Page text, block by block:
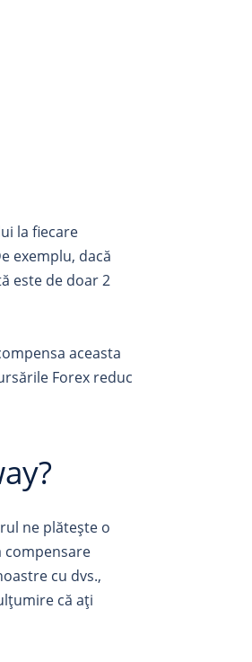
la fiecare
exemplu, dacă
este de doar 2
aceasta
Forex reduc
ne plătește o
compensare
cu dvs.,
că ați